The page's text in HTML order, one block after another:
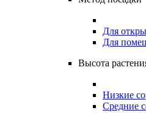
Для
Для
Высота
Низкие
Средние